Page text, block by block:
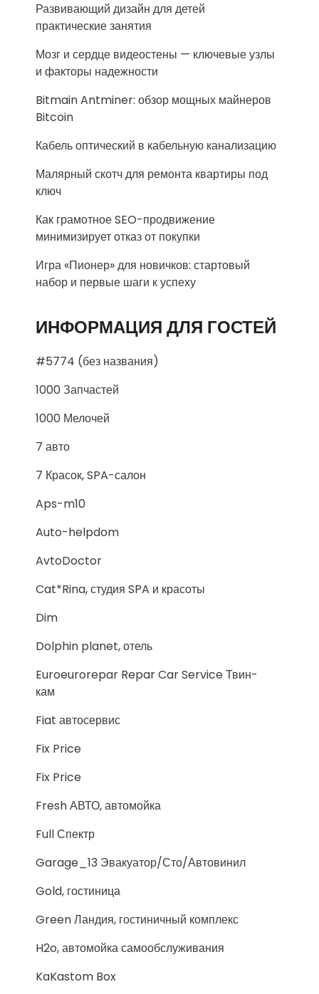
Развивающий дизайн для детей
практические занятия
Мозг и сердце видеостены — ключевые узлы
и факторы надежности
Bitmain Antminer: обзор мощных майнеров
Bitcoin
Кабель оптический в кабельную канализацию
Малярный скотч для ремонта квартиры под
ключ
Как грамотное SEO-продвижение
минимизирует отказ от покупки
Игра «Пионер» для новичков: стартовый
набор и первые шаги к успеху
ИНФОРМАЦИЯ ДЛЯ ГОСТЕЙ
#5774 (без названия)
1000 Запчастей
1000 Мелочей
7 авто
7 Красок, SPA-салон
Aps-m10
Auto-helpdom
AvtoDoctor
Cat*Rina, студия SPA и красоты
Dim
Dolphin planet, отель
Euroeurorepar Repar Car Service Твин-
кам
Fiat автосервис
Fix Price
Fix Price
Fresh АВТО, автомойка
Full Спектр
Garage_13 Эвакуатор/Сто/Автовинил
Gold, гостиница
Green Ландия, гостиничный комплекс
H2o, автомойка самообслуживания
KaKastom Box